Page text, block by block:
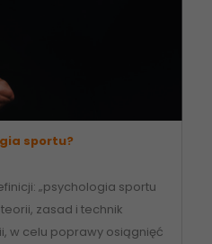
sportu?
„psychologia sportu
zasad i technik
w celu poprawy osiągnięć